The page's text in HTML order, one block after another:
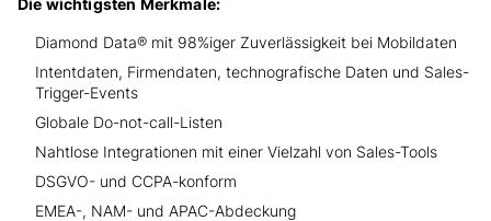
Diamond Data® mit 98%iger Zuverlässigkeit bei Mobildaten
Intentdaten, Firmendaten, technografische Daten und Sales-
Trigger-Events
Globale Do-not-call-Listen
Nahtlose Integrationen mit einer Vielzahl von Sales-Tools
DSGVO- und CCPA-konform
EMEA-, NAM- und APAC-Abdeckung